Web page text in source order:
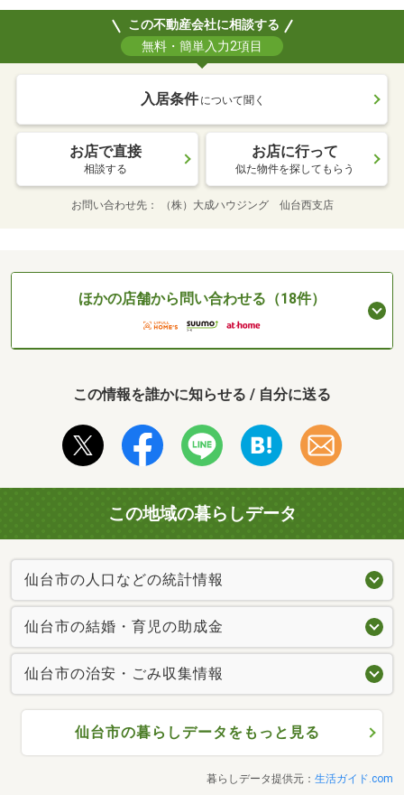
この不動産会社に相談する
無料・簡単入力2項目
入居条件 について聞く
お店で直接
相談する
お店に行って
似た物件を探してもらう
お問い合わせ先 （株）大成ハウジング 仙台西支店
ほかの店舗から問い合わせる（18件）
この情報を誰かに知らせる / 自分に送る
この地域の暮らしデータ
仙台市の人口などの統計情報
仙台市の結婚・育児の助成金
仙台市の治安・ごみ収集情報
仙台市の暮らしデータをもっと見る
暮らしデータ提供元： 生活ガイド.com